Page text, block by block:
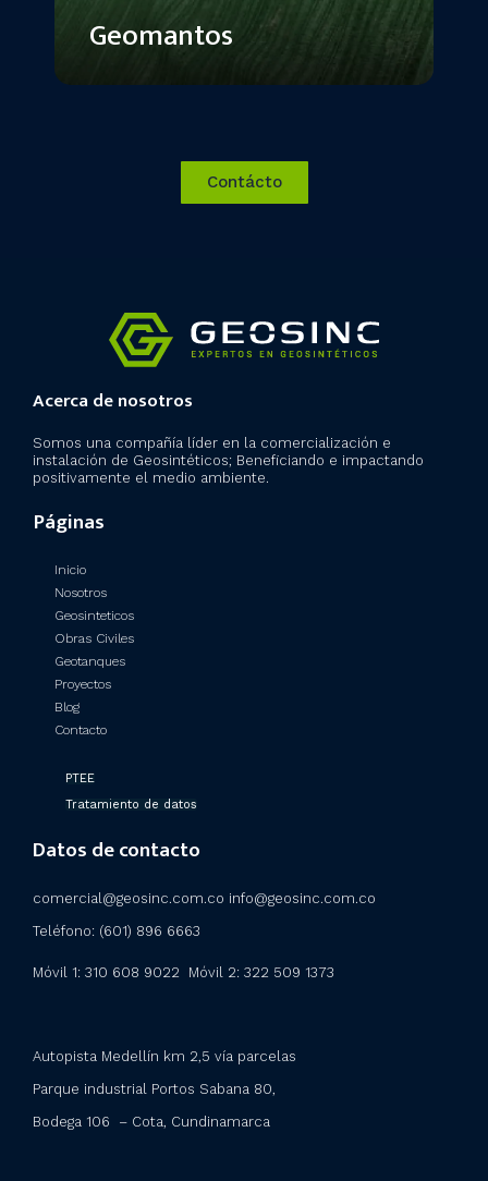
Geomantos
Contácto
Acerca de nosotros
Somos una compañía líder en la comercialización e
instalación de Geosintéticos; Beneficiando e impactando
positivamente el medio ambiente.
Páginas
Inicio
Nosotros
Geosinteticos
Obras Civiles
Geotanques
Proyectos
Blog
Contacto
PTEE
Tratamiento de datos
Datos de contacto
comercial@geosinc.com.co info@geosinc.com.co
Teléfono: (601) 896 6663
Móvil 1: 310 608 9022 Móvil 2: 322 509 1373
Autopista Medellín km 2,5 vía parcelas
Parque industrial Portos Sabana 80,
Bodega 106 – Cota, Cundinamarca